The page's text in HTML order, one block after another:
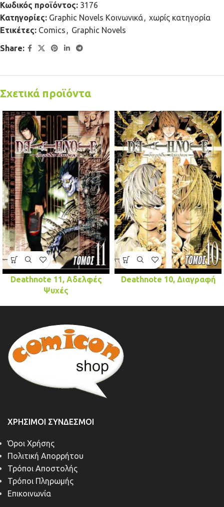
Κωδικός προϊόντος: 3176
Κατηγορίες: Graphic Novels Κοινωνικά, χωρίς κατηγορία
Ετικέτες: Comics , Graphic Novels
Share:
Σχετικά προϊόντα
Deathnote 11, Αδελφές
Ψυχές
Deathnote 10, Διαγραφή
ΧΡΉΣΙΜΟΙ ΣΎΝΔΕΣΜΟΙ
Όροι Χρήσης
Πολιτική Απορρήτου
Τρόποι Αποστολής
Τρόποι Πληρωμής
Επικοινωνία